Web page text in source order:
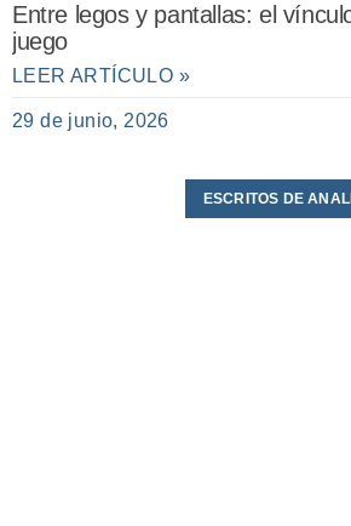
Entre legos y pantallas: el
juego
LEER ARTÍCULO »
29 de junio, 2026
ESCRITOS DE